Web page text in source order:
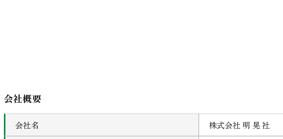
会社概要
会社名
株式会社 明 晃 社